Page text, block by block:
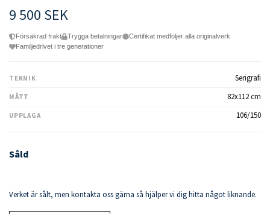
9 500 SEK
Försäkrad frakt Trygga betalningar
Certifikat medföljer alla originalverk
Familjedrivet i tre generationer
TEKNIK Serigrafi
MÅTT 82x112 cm
UPPLAGA 106/150
Såld
Verket är sålt, men kontakta oss gärna så hjälper vi dig hitta något liknande.